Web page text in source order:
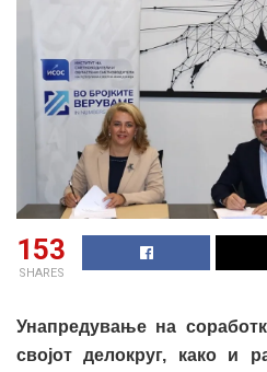
153
SHARES
Унапредување на
својот делокруг, како и